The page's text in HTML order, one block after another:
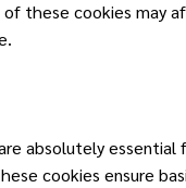
these cookies may
absolutely
cookies ensure